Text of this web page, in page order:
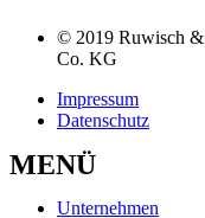
© 2019 Ruwisch
Co. KG
Impressum
Datenschutz
MENÜ
Unternehmen